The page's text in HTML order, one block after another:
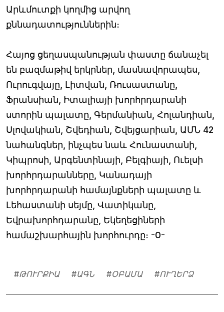
Արևմուտքի կողմից արվող
քննադատություններին։
Հայոց ցեղասպանության փաստը ճանաչել
են բազմաթիվ երկրներ, մասնավորապես,
Ուրուգվայը, Լիտվան, Ռուսաստանը,
Ֆրանսիան, Իտալիայի խորհրդարանի
ստորին պալատը, Գերմանիան, Հոլանդիան,
Սլովակիան, Շվեդիան, Շվեյցարիան, ԱՄՆ 42
նահանգներ, ինչպես նաև Հունաստանի,
Կիպրոսի, Արգենտինայի, Բելգիայի, Ուելսի
խորհրդարանները, Կանադայի
խորհրդարանի համայնքների պալատը և
Լեհաստանի սեյմը, Վատիկանը,
Եվրախորհդարանը, Եկեղեցիների
համաշխարհային խորհուրդը։ -0-
#ԹՈՒՐՔԻԱ #ԱԳՆ #ՕԲԱՄԱ #ՈՒՂԵՐՁ